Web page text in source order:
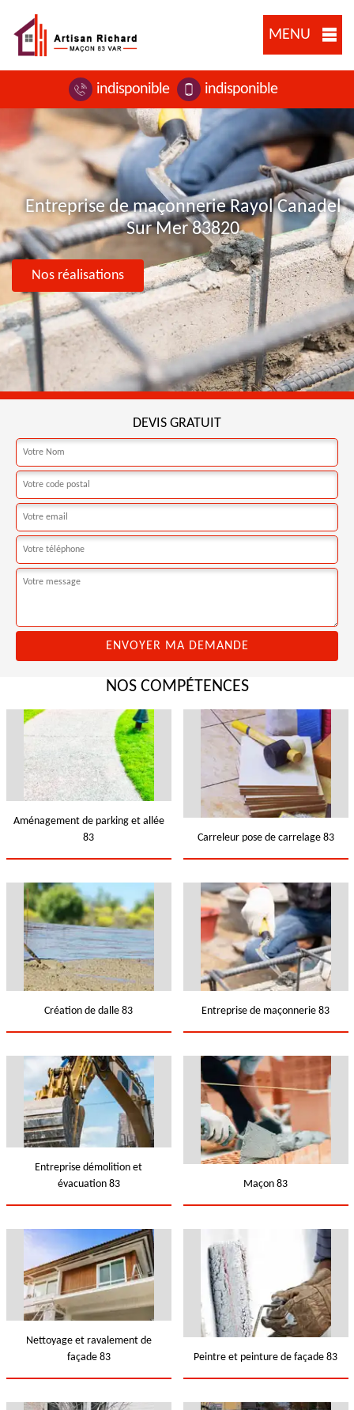
MENU
indisponible indisponible
Entreprise de maçonnerie Rayol Canadel
Sur Mer 83820
Nos réalisations
DEVIS GRATUIT
NOS COMPÉTENCES
Aménagement de parking et allée
83
Carreleur pose de carrelage 83
Création de dalle 83 Entreprise de maçonnerie 83
Entreprise démolition et
évacuation 83
Maçon 83
Nettoyage et ravalement de
façade 83
Peintre et peinture de façade 83